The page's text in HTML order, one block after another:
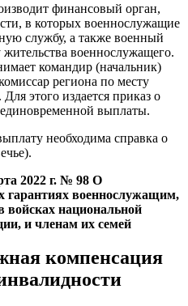
финансовый орган,
в которых военнослужащие
службу, а также военный
военнослужащего.
командир (начальник)
региона по месту
этого издается приказ о
выплаты.
необходима справка о
2022 г. № 98 О
гарантиях военнослужащим,
национальной
и членам их семей
компенсация